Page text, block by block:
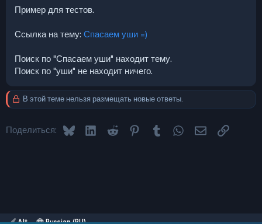
Пример для тестов.
Ссылка на тему: Спасаем уши =)
Поиск по "Спасаем уши" находит тему.
Поиск по "уши" не находит ничего.
В этой теме нельзя размещать новые ответы.
Поделиться: Bluesky LinkedInReddit PinterestTumblr WhatsApp
Электронная
Ссылка
Alt Russian (RU)